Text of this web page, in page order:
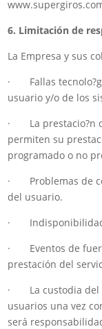
6. Limitación de
La Empresa y sus
· Fallas
usuario y/o de los
· La prestacio?n
permiten su
programado o no
· Problemas de
del usuario.
· Indisponibilidad
· Eventos de
prestación del
· La custodia del
usuarios una vez
será